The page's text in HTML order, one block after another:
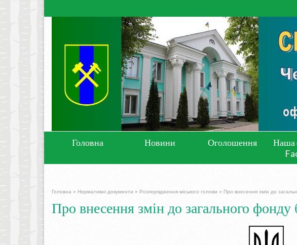
Головна Новини Оголошення
Наша
Головна » Нормативні документи » Розпорядження міського голови » Про внесення змін до
Про внесення змін до загального